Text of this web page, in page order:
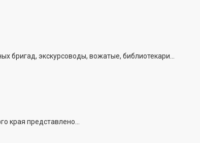
бригад, экскурсоводы, вожатые, библиотекари...
края представлено...